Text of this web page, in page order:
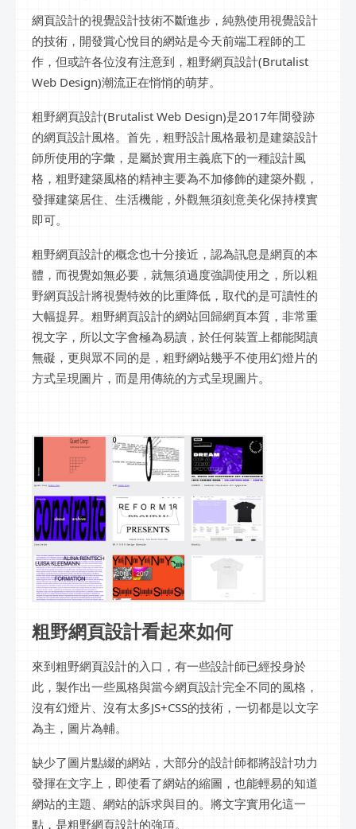
網頁設計的視覺設計技術不斷進步，純熟使用視覺設計
的技術，開發賞心悅目的網站是今天前端工程師的工
作，但或許各位沒有注意到，粗野網頁設計(Brutalist
Web Design)潮流正在悄悄的萌芽。
粗野網頁設計(Brutalist Web Design)是2017年間發跡
的網頁設計風格。首先，粗野設計風格最初是建築設計
師所使用的字彙，是屬於實用主義底下的一種設計風
格，粗野建築風格的精神主要為不加修飾的建築外觀，
發揮建築居住、生活機能，外觀無須刻意美化保持樸實
即可。
粗野網頁設計的概念也十分接近，認為訊息是網頁的本
體，而視覺如無必要，就無須過度強調使用之，所以粗
野網頁設計將視覺特效的比重降低，取代的是可讀性的
大幅提昇。粗野網頁設計的網站回歸網頁本質，非常重
視文字，所以文字會極為易讀，於任何裝置上都能閱讀
無礙，更與眾不同的是，粗野網站幾乎不使用幻燈片的
方式呈現圖片，而是用傳統的方式呈現圖片。
粗野網頁設計看起來如何
來到粗野網頁設計的入口，有一些設計師已經投身於
此，製作出一些風格與當今網頁設計完全不同的風格，
沒有幻燈片、沒有太多JS+CSS的技術，一切都是以文字
為主，圖片為輔。
缺少了圖片點綴的網站，大部分的設計師都將設計功力
發揮在文字上，即使看了網站的縮圖，也能輕易的知道
網站的主題、網站的訴求與目的。將文字實用化這一
點，是粗野網頁設計的強項。